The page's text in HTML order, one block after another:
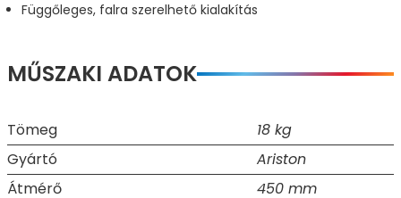
Függőleges, falra szerelhető kialakítás
MŰSZAKI ADATOK
Tömeg
18 kg
Gyártó
Ariston
Átmérő
450 mm